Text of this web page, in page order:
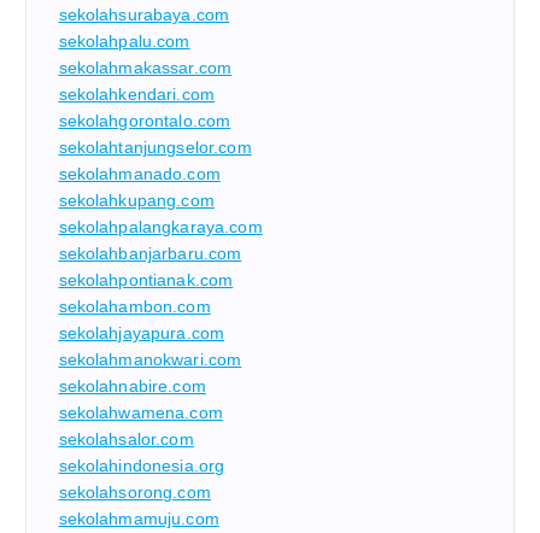
sekolahsurabaya.com
sekolahpalu.com
sekolahmakassar.com
sekolahkendari.com
sekolahgorontalo.com
sekolahtanjungselor.com
sekolahmanado.com
sekolahkupang.com
sekolahpalangkaraya.com
sekolahbanjarbaru.com
sekolahpontianak.com
sekolahambon.com
sekolahjayapura.com
sekolahmanokwari.com
sekolahnabire.com
sekolahwamena.com
sekolahsalor.com
sekolahindonesia.org
sekolahsorong.com
sekolahmamuju.com